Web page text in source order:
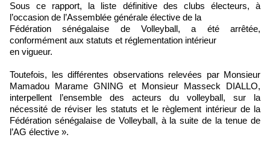
Sous ce rapport, la liste définitive des clubs électeurs, à
l’occasion de l’Assemblée générale élective de la
Fédération sénégalaise de Volleyball, a été arrêtée,
conformément aux statuts et réglementation intérieur
en vigueur.
Toutefois, les différentes observations relevées par Monsieur
Mamadou Marame GNING et Monsieur Masseck DIALLO,
interpellent l’ensemble des acteurs du volleyball, sur la
nécessité de réviser les statuts et le règlement intérieur de la
Fédération sénégalaise de Volleyball, à la suite de la tenue de
l’AG élective ».